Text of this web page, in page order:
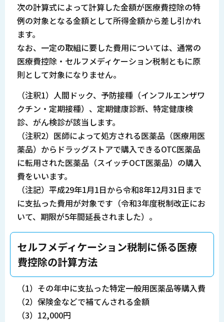
次の計算式によって計算した金額が医療費控除の特
例の対象となる金額として所得金額から差し引かれ
ます。
なお、一定の取組に要した費用については、通常の
医療費控除・セルフメディケーション税制ともに原
則として対象になりません。
（注釈1）人間ドック、予防接種（インフルエンザワ
クチン・定期接種）、定期健康診断、特定健康検
診、がん検診が該当します。
（注釈2）医師によって処方される医薬品（医療用医
薬品）からドラッグストアで購入できるOTC医薬品
に転用された医薬品（スイッチOCT医薬品）の購入
費をいいます。
（注記）平成29年1月1日から令和8年12月31日まで
に支払った費用が対象です（令和3年度税制改正にお
いて、期限が5年間延長されました）。
セルフメディケーション税制に係る医療
費控除の計算方法
（1）その年中に支払った特定一般用医薬品等購入費
（2）保険金などで補てんされる金額
（3）12,000円